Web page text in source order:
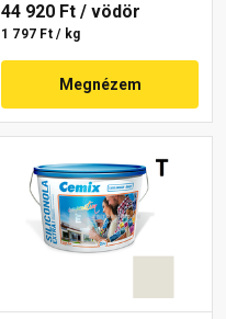
44 920 Ft / vödör
1 797 Ft / kg
Megnézem